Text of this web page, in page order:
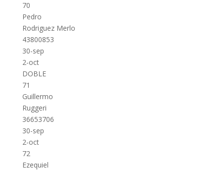
70
Pedro
Rodriguez Merlo
43800853
30-sep
2-oct
DOBLE
71
Guillermo
Ruggeri
36653706
30-sep
2-oct
72
Ezequiel